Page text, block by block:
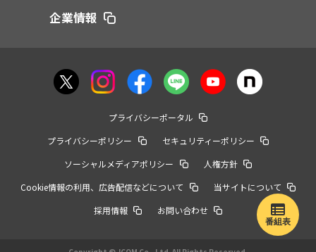
番組表
企業情報
プライバシーポータル
プライバシーポリシー
セキュリティーポリシー
ソーシャルメディアポリシー
人権方針
Cookie情報の利用、広告配信などについて
当サイトについて
採用情報
お問い合わせ